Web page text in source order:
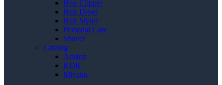
Hair Clipper
Hair Dryer
Hair Styler
Personal Care
Shaver
Catalog
Ariston
KDK
Miyako